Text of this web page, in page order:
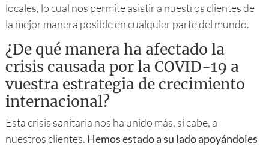
locales, lo cual nos permite asistir a nuestros clientes de
la mejor manera posible en cualquier parte del mundo.
¿De qué manera ha afectado la
crisis causada por la COVID-19 a
vuestra estrategia de crecimiento
internacional?
Esta crisis sanitaria nos ha unido más, si cabe, a
nuestros clientes. Hemos estado a su lado apoyándoles